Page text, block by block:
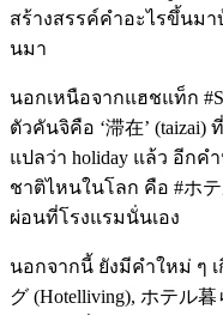
สร้างสรรค์คำอะไรขึ้นมา
นมา
นอกเหนือจากแฮชแท็ก
ตัวคันจิคือ ‘滞在’ (taizai)
แปลว่า holiday แล้ว อีก
ชาติไหนในโลก คือ #ホテ
ผ่อนที่โรงแรมนั่นเอง
นอกจากนี้ ยังมีคำใหม่ ๆ
グ (Hotelliving), ホテル